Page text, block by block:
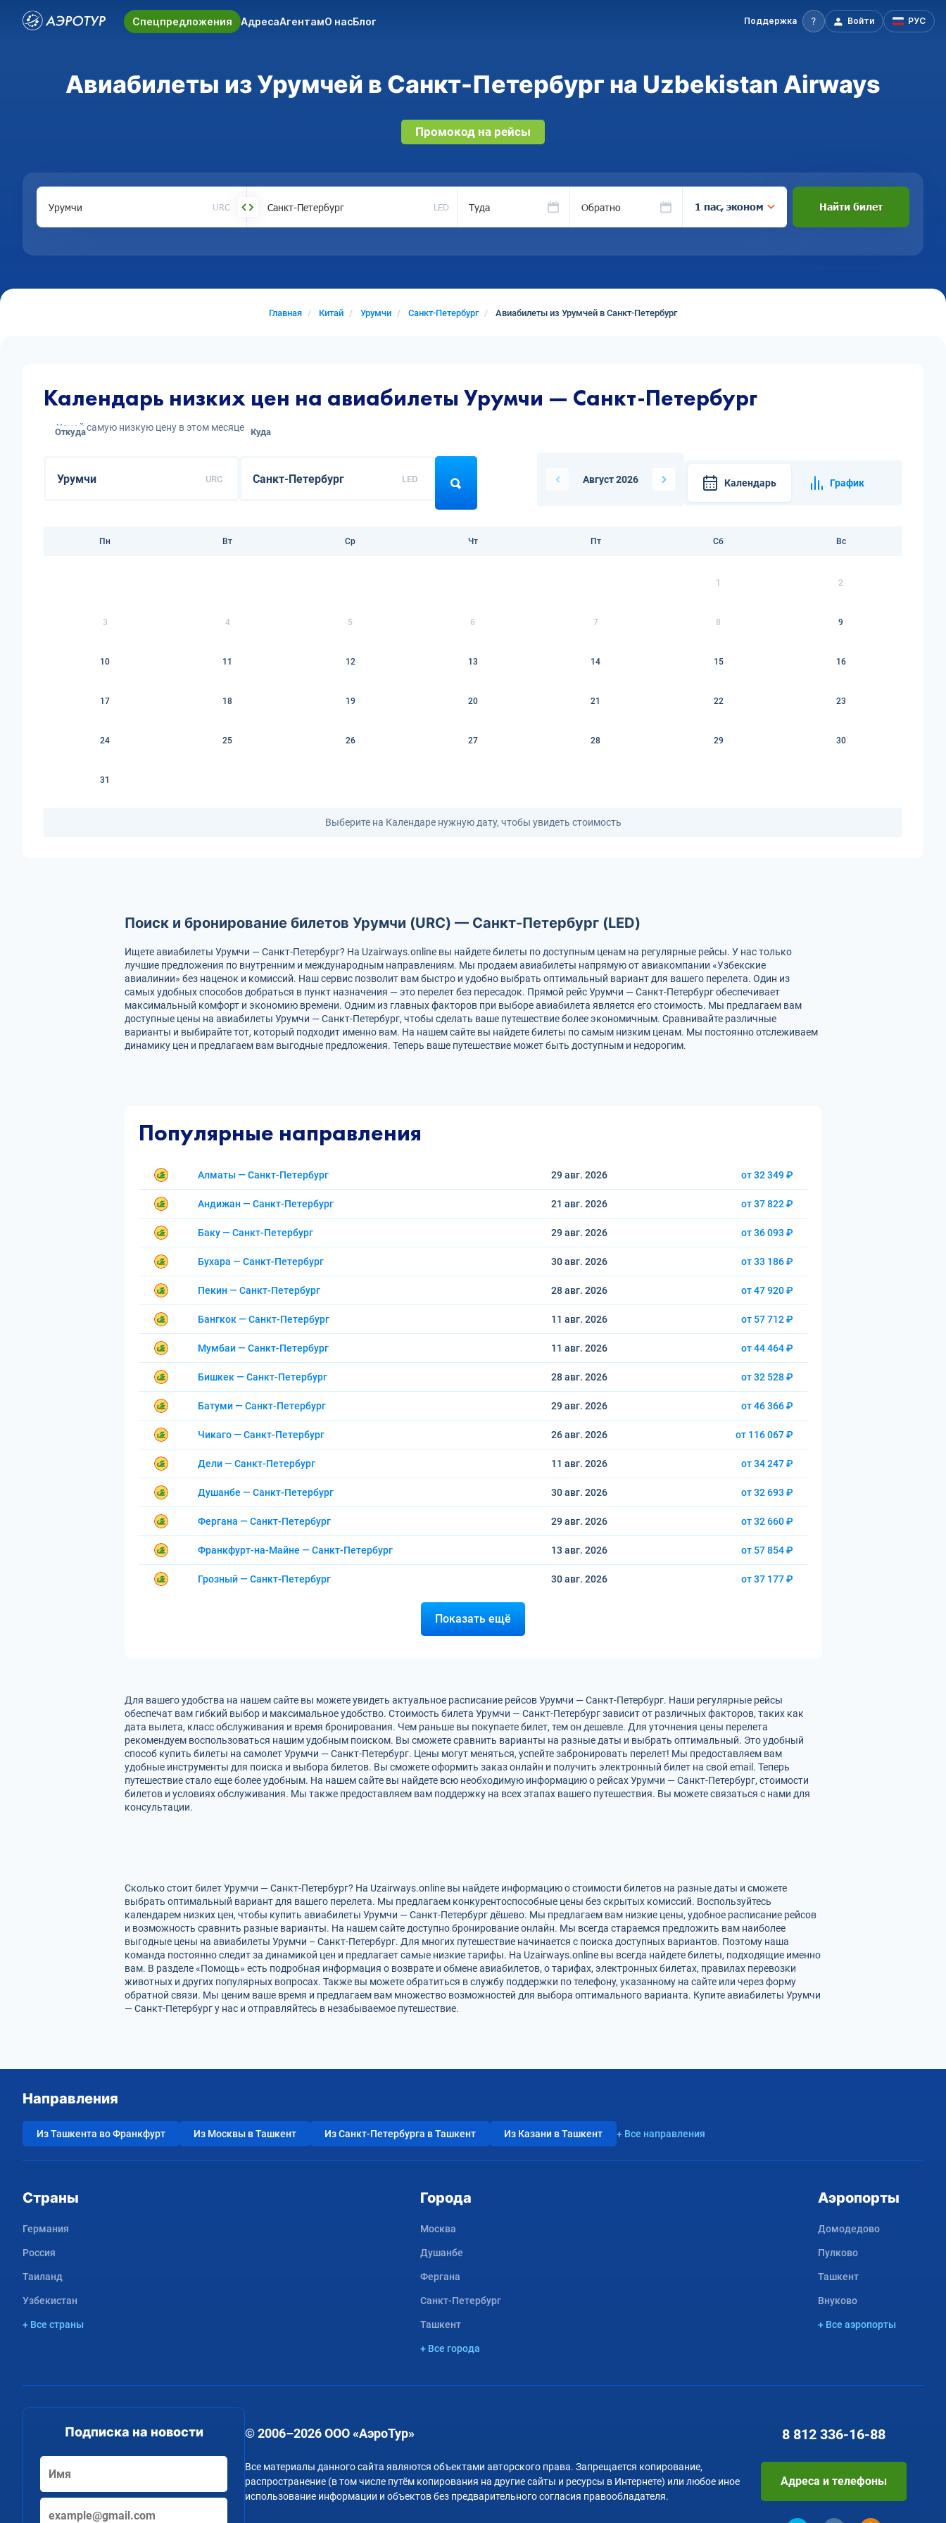
Спецпредложения АдресаАгентамО насБлог Поддержка Войти РУС
Авиабилеты из Урумчей в Санкт-Петербург на Uzbekistan Airways
Промокод на рейсы
URC LED Туда Обратно 1 пас, эконом Найти билет
Главная Китай Урумчи Санкт-Петербург Авиабилеты из Урумчей в Санкт-Петербург
Календарь низких цен на авиабилеты Урумчи — Санкт-Петербург
Узнай самую низкую цену в этом месяце
Откуда
URC
Куда
LED Август 2026 Календарь График
Пн Вт Ср Чт Пт Сб Вс
1 2
3 4 5 6 7 8 9
10 11 12 13 14 15 16
17 18 19 20 21 22 23
24 25 26 27 28 29 30
31
Выберите на Календаре нужную дату, чтобы увидеть стоимость
Поиск и бронирование билетов Урумчи (URC) — Санкт-Петербург (LED)
Ищете авиабилеты Урумчи — Санкт-Петербург? На Uzairways.online вы найдете билеты по доступным ценам на регулярные рейсы. У нас только
лучшие предложения по внутренним и международным направлениям. Мы продаем авиабилеты напрямую от авиакомпании «Узбекские
авиалинии» без наценок и комиссий. Наш сервис позволит вам быстро и удобно выбрать оптимальный вариант для вашего перелета. Один из
самых удобных способов добраться в пункт назначения — это перелет без пересадок. Прямой рейс Урумчи — Санкт-Петербург обеспечивает
максимальный комфорт и экономию времени. Одним из главных факторов при выборе авиабилета является его стоимость. Мы предлагаем вам
доступные цены на авиабилеты Урумчи — Санкт-Петербург, чтобы сделать ваше путешествие более экономичным. Сравнивайте различные
варианты и выбирайте тот, который подходит именно вам. На нашем сайте вы найдете билеты по самым низким ценам. Мы постоянно отслеживаем
динамику цен и предлагаем вам выгодные предложения. Теперь ваше путешествие может быть доступным и недорогим.
Популярные направления
Алматы — Санкт-Петербург 29 авг. 2026 от 32 349 ₽
Андижан — Санкт-Петербург 21 авг. 2026 от 37 822 ₽
Баку — Санкт-Петербург 29 авг. 2026 от 36 093 ₽
Бухара — Санкт-Петербург 30 авг. 2026 от 33 186 ₽
Пекин — Санкт-Петербург 28 авг. 2026 от 47 920 ₽
Бангкок — Санкт-Петербург 11 авг. 2026 от 57 712 ₽
Мумбаи — Санкт-Петербург 11 авг. 2026 от 44 464 ₽
Бишкек — Санкт-Петербург 28 авг. 2026 от 32 528 ₽
Батуми — Санкт-Петербург 29 авг. 2026 от 46 366 ₽
Чикаго — Санкт-Петербург 26 авг. 2026 от 116 067 ₽
Дели — Санкт-Петербург 11 авг. 2026 от 34 247 ₽
Душанбе — Санкт-Петербург 30 авг. 2026 от 32 693 ₽
Фергана — Санкт-Петербург 29 авг. 2026 от 32 660 ₽
Франкфурт-на-Майне — Санкт-Петербург 13 авг. 2026 от 57 854 ₽
Грозный — Санкт-Петербург 30 авг. 2026 от 37 177 ₽
Показать ещё
Для вашего удобства на нашем сайте вы можете увидеть актуальное расписание рейсов Урумчи — Санкт-Петербург. Наши регулярные рейсы
обеспечат вам гибкий выбор и максимальное удобство. Стоимость билета Урумчи — Санкт-Петербург зависит от различных факторов, таких как
дата вылета, класс обслуживания и время бронирования. Чем раньше вы покупаете билет, тем он дешевле. Для уточнения цены перелета
рекомендуем воспользоваться нашим удобным поиском. Вы сможете сравнить варианты на разные даты и выбрать оптимальный. Это удобный
способ купить билеты на самолет Урумчи — Санкт-Петербург. Цены могут меняться, успейте забронировать перелет! Мы предоставляем вам
удобные инструменты для поиска и выбора билетов. Вы сможете оформить заказ онлайн и получить электронный билет на свой email. Теперь
путешествие стало еще более удобным. На нашем сайте вы найдете всю необходимую информацию о рейсах Урумчи — Санкт-Петербург, стоимости
билетов и условиях обслуживания. Мы также предоставляем вам поддержку на всех этапах вашего путешествия. Вы можете связаться с нами для
консультации.
Сколько стоит билет Урумчи — Санкт-Петербург? На Uzairways.online вы найдете информацию о стоимости билетов на разные даты и сможете
выбрать оптимальный вариант для вашего перелета. Мы предлагаем конкурентоспособные цены без скрытых комиссий. Воспользуйтесь
календарем низких цен, чтобы купить авиабилеты Урумчи — Санкт-Петербург дёшево. Мы предлагаем вам низкие цены, удобное расписание рейсов
и возможность сравнить разные варианты. На нашем сайте доступно бронирование онлайн. Мы всегда стараемся предложить вам наиболее
выгодные цены на авиабилеты Урумчи – Санкт-Петербург. Для многих путешествие начинается с поиска доступных вариантов. Поэтому наша
команда постоянно следит за динамикой цен и предлагает самые низкие тарифы. На Uzairways.online вы всегда найдете билеты, подходящие именно
вам. В разделе «Помощь» есть подробная информация о возврате и обмене авиабилетов, о тарифах, электронных билетах, правилах перевозки
животных и других популярных вопросах. Также вы можете обратиться в службу поддержки по телефону, указанному на сайте или через форму
обратной связи. Мы ценим ваше время и предлагаем вам множество возможностей для выбора оптимального варианта. Купите авиабилеты Урумчи
— Санкт-Петербург у нас и отправляйтесь в незабываемое путешествие.
Направления
Из Ташкента во Франкфурт Из Москвы в Ташкент Из Санкт-Петербурга в Ташкент Из Казани в Ташкент + Все направления
Страны
Германия
Россия
Таиланд
Узбекистан
+ Все страны
Города
Москва
Душанбе
Фергана
Санкт-Петербург
Ташкент
+ Все города
Аэропорты
Домодедово
Пулково
Ташкент
Внуково
+ Все аэропорты
Подписка на новости © 2006–2026 ООО «АэроТур»
Все материалы данного сайта являются объектами авторского права. Запрещается копирование,
распространение (в том числе путём копирования на другие сайты и ресурсы в Интернете) или любое иное
использование информации и объектов без предварительного согласия правообладателя.
8 812 336-16-88
Адреса и телефоны